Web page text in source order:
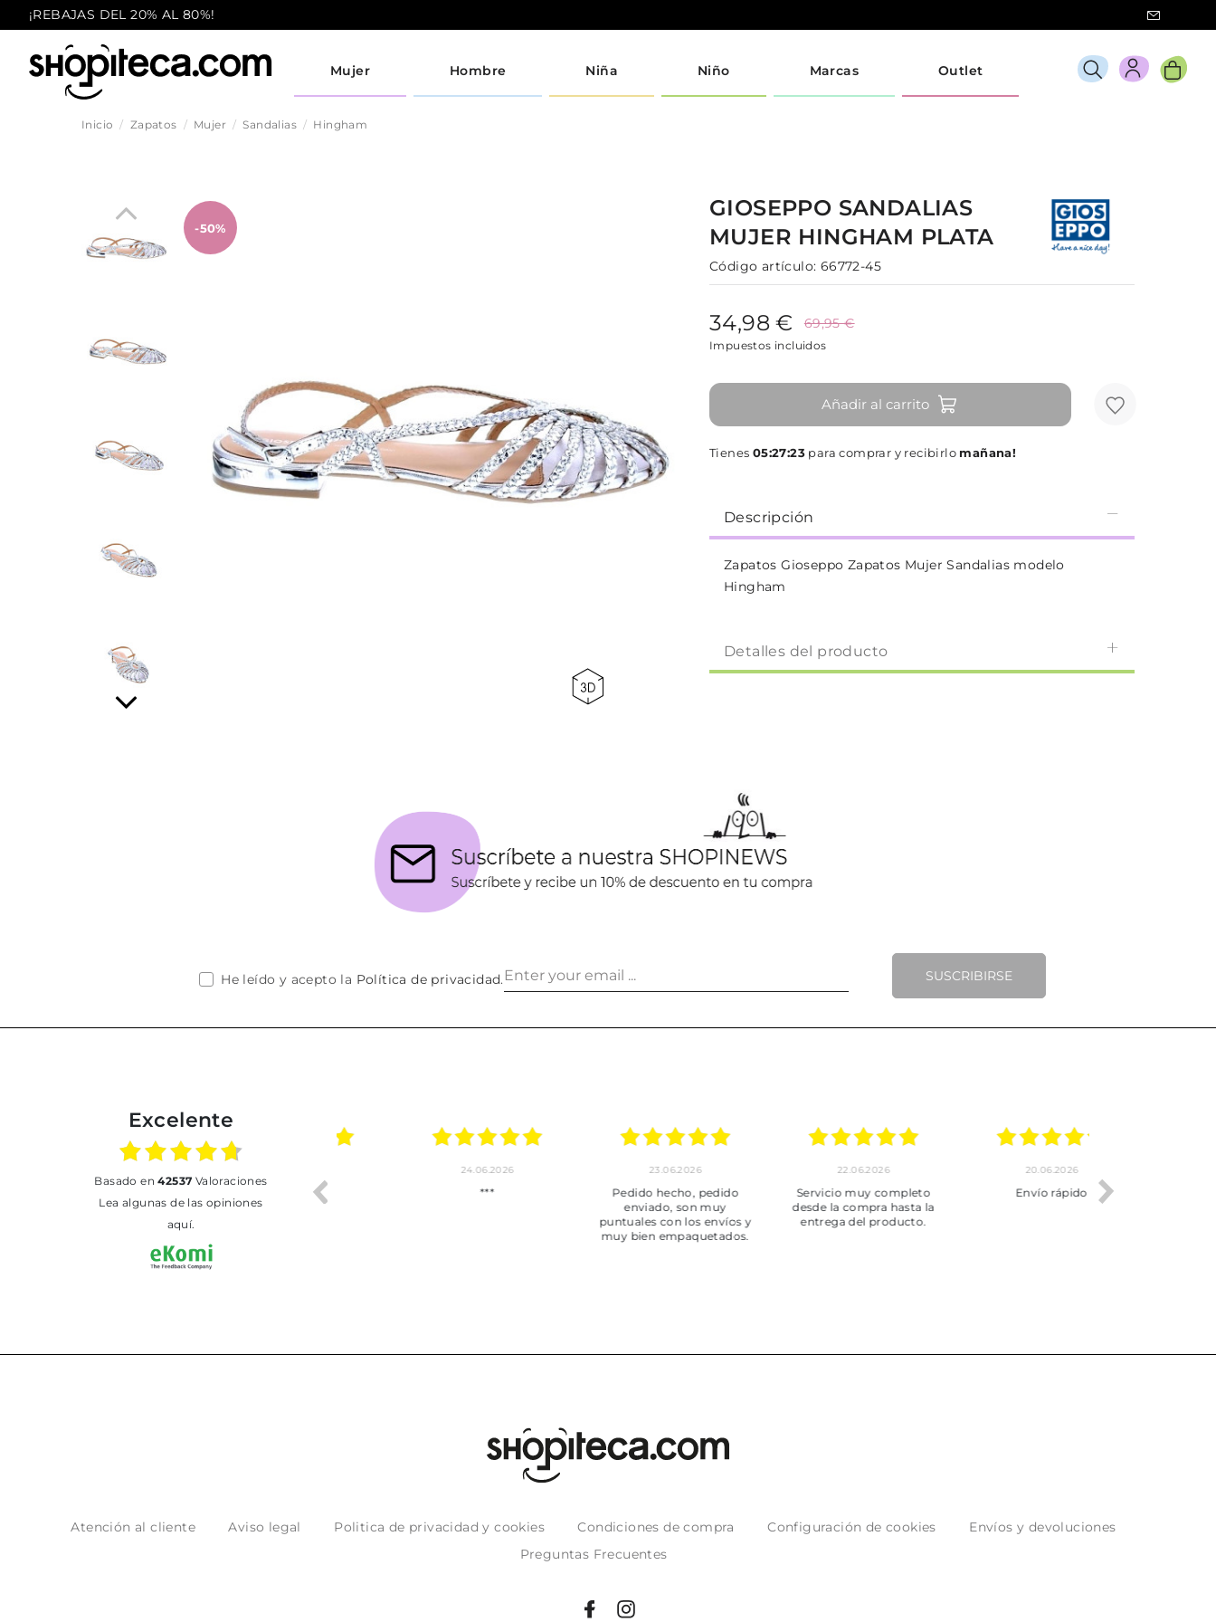
¡REBAJAS DEL 20% AL 80%!
Mujer Hombre Niña Niño Marcas Outlet
Inicio Zapatos Mujer Sandalias Hingham
-50%
GIOSEPPO SANDALIAS
MUJER HINGHAM PLATA
Código artículo: 66772-45
34,98 € 69,95 €
Impuestos incluidos
Añadir al carrito
Tienes 05:27:23 para comprar y recibirlo mañana!
Descripción
Zapatos Gioseppo Zapatos Mujer Sandalias modelo
Hingham
Detalles del producto
SUSCRIBIRSE
He leído y acepto la Política de privacidad.
Excelente
basado en42537 Valoraciones
Lea algunas de las opiniones
aquí.
Pedido hecho, pedido
enviado, son muy
puntuales con los envíos y
muy bien empaquetados.
Servicio muy completo
desde la compra hasta la
entrega del producto.
Envío rápido
Atención al cliente Aviso legal Politica de privacidad y cookies Condiciones de compra Configuración de cookies
Envíos y devoluciones
Preguntas Frecuentes